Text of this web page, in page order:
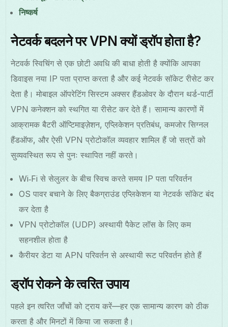
निष्कर्ष
नेटवर्क बदलने पर VPN क्यों ड्रॉप होता है?
नेटवर्क स्विचिंग से एक छोटी अवधि की बाधा होती है क्योंकि आपका
डिवाइस नया IP पता प्राप्त करता है और कई नेटवर्क सॉकेट रीसेट कर
देता है। मोबाइल ऑपरेटिंग सिस्टम अक्सर हैंडओवर के दौरान थर्ड-पार्टी
VPN कनेक्शन को स्थगित या रीसेट कर देते हैं। सामान्य कारणों में
आक्रामक बैटरी ऑप्टिमाइज़ेशन, एप्लिकेशन प्रतिबंध, कमजोर सिग्नल
हैंडऑफ, और ऐसी VPN प्रोटोकॉल व्यवहार शामिल हैं जो सत्रों को
सुव्यवस्थित रूप से पुनः स्थापित नहीं करते।
Wi‑Fi से सेलुलर के बीच स्विच करते समय IP पता परिवर्तन
OS पावर बचाने के लिए बैकग्राउंड एप्लिकेशन या नेटवर्क सॉकेट बंद
कर देता है
VPN प्रोटोकॉल (UDP) अस्थायी पैकेट लॉस के लिए कम
सहनशील होता है
कैरीयर डेटा या APN परिवर्तन से अस्थायी रूट परिवर्तन होते हैं
ड्रॉप रोकने के त्वरित उपाय
पहले इन त्वरित जाँचों को ट्राय करें—हर एक सामान्य कारण को ठीक
करता है और मिनटों में किया जा सकता है।